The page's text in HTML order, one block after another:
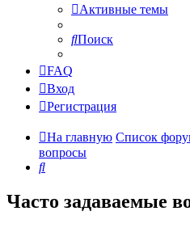
Активные темы
Поиск
FAQ
Вход
Регистрация
На главную Список
вопросы
Поиск
Часто задаваемые